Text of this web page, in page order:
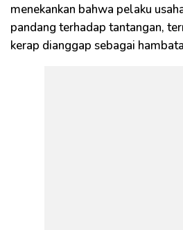
menekankan bahwa pelaku
pandang terhadap tantangan,
kerap dianggap sebagai